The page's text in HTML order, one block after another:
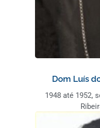
Dom Luís
1948 até 1952,